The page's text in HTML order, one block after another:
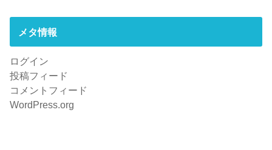
メタ情報
ログイン
投稿フィード
コメントフィード
WordPress.org